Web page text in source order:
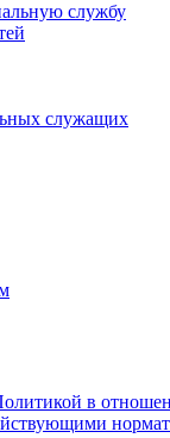
службу
служащих
в